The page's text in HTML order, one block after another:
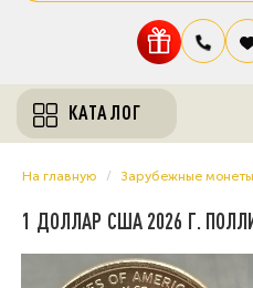
КАТАЛОГ
На главную Зарубежные монеты
1 ДОЛЛАР США 2026 Г.